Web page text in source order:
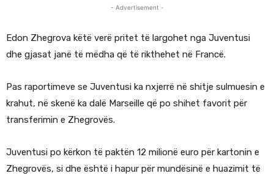
- Advertisement -
Edon Zhegrova këtë verë pritet të largohet nga Juventusi
dhe gjasat janë të mëdha që të rikthehet në Francë.
Pas raportimeve se Juventusi ka nxjerrë në shitje sulmuesin e
krahut, në skenë ka dalë Marseille që po shihet favorit për
transferimin e Zhegrovës.
Juventusi po kërkon të paktën 12 milionë euro për kartonin e
Zhegrovës, si dhe është i hapur për mundësinë e huazimit të